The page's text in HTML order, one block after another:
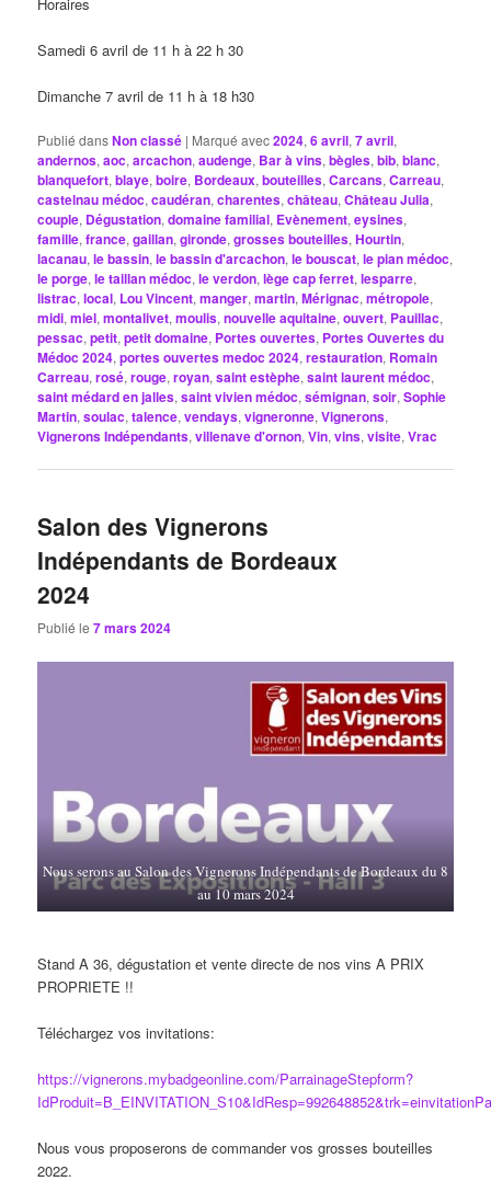
Samedi 6 avril de 11 h à 22 h 30
Dimanche 7 avril de 11 h à 18 h30
Publié dansNon classé | Marqué avec2024,6 avril,7 avril,
andernos,aoc,arcachon,audenge, Bar à vins,bègles,bib,blanc,
blanquefort,blaye,boire, Bordeaux,bouteilles,Carcans,Carreau,
castelnau médoc,caudéran,charentes,château,Château Julia,
couple, Dégustation,domaine familial, Evènement,eysines,
famille,france,gaillan,gironde,grosses bouteilles,Hourtin,
lacanau,le bassin,le bassin d'arcachon,le bouscat,le pian médoc,
le porge,le taillan médoc,le verdon,lège cap ferret,lesparre,
listrac,local, Lou Vincent,manger,martin,Mérignac,métropole,
midi,miel,montalivet,moulis,nouvelle aquitaine,ouvert, Pauillac,
pessac,petit,petit domaine, Portes ouvertes, Portes Ouvertes du
Médoc 2024,portes ouvertes medoc 2024,restauration, Romain
Carreau,rosé,rouge,royan,saint estèphe,saint laurent médoc,
saint médard en jalles,saint vivien médoc,sémignan,soir,Sophie
Martin,soulac,talence,vendays,vigneronne,Vignerons,
Vignerons Indépendants,villenave d'ornon,Vin,vins,visite,Vrac
Salon des Vignerons
Indépendants de Bordeaux
2024
Publié le7 mars 2024
Nous serons au Salon des Vignerons Indépendants de Bordeaux du 8
au 10 mars 2024
Stand A 36, dégustation et vente directe de nos vins A PRIX
PROPRIETE !!
Téléchargez vos invitations:
https://vignerons.mybadgeonline.com/ParrainageStepform?
Nous vous proposerons de commander vos grosses bouteilles
2022.